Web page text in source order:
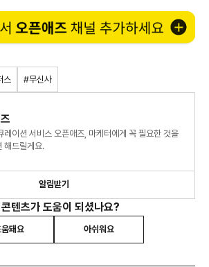
스 #무신사
레이션 서비스 오픈애즈, 마케터에게 꼭 필요한 것을
해드릴게요.
알림받기
텐츠가 도움이 되셨나요?
돼요 아쉬워요